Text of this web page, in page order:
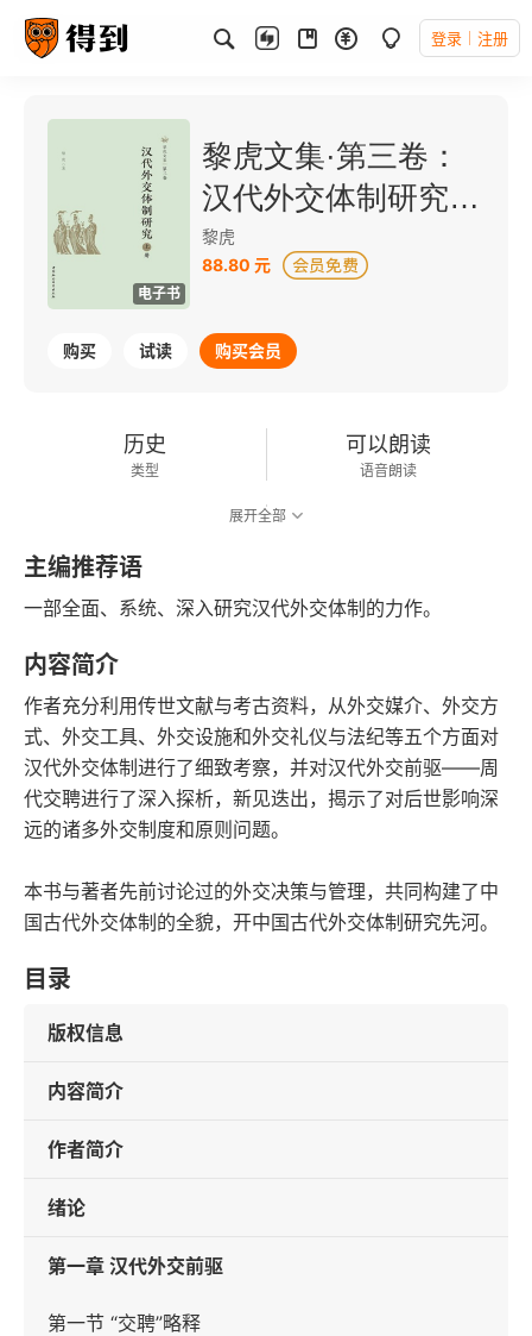
登录 注册
电子书
黎虎文集·第三卷：
汉代外交体制研究
（上）
黎虎
88.80 元
购买 试读 购买会员
历史
类型
可以朗读
语音朗读
展开全部
主编推荐语
一部全面、系统、深入研究汉代外交体制的力作。
内容简介
作者充分利用传世文献与考古资料，从外交媒介、外交方
式、外交工具、外交设施和外交礼仪与法纪等五个方面对
汉代外交体制进行了细致考察，并对汉代外交前驱——周
代交聘进行了深入探析，新见迭出，揭示了对后世影响深
远的诸多外交制度和原则问题。
本书与著者先前讨论过的外交决策与管理，共同构建了中
国古代外交体制的全貌，开中国古代外交体制研究先河。
目录
版权信息
内容简介
作者简介
绪论
第一章 汉代外交前驱
第一节 “交聘”略释